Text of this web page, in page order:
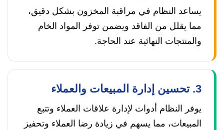
يساعد النظام في مراقبة المخزون بشكل دقيق،
مما يقلل من الفاقد ويضمن توفر المواد الخام
والمنتجات النهائية عند الحاجة.
3. تحسين إدارة المبيعات والعملاء
يوفر النظام أدوات لإدارة علاقات العملاء وتتبع
المبيعات، مما يسهم في زيادة رضا العملاء وتحفيز